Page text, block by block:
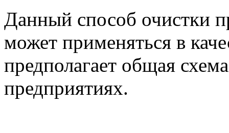
Данный способ очистки
может применяться в
предполагает общая
предприятиях.